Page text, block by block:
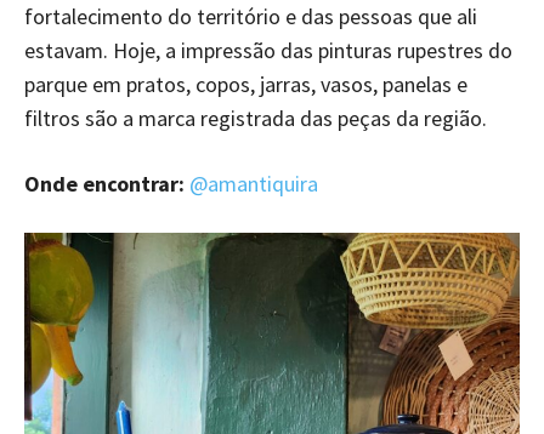
fortalecimento do território e das pessoas que ali
estavam. Hoje, a impressão das pinturas rupestres do
parque em pratos, copos, jarras, vasos, panelas e
filtros são a marca registrada das peças da região.
Onde encontrar: @amantiquira